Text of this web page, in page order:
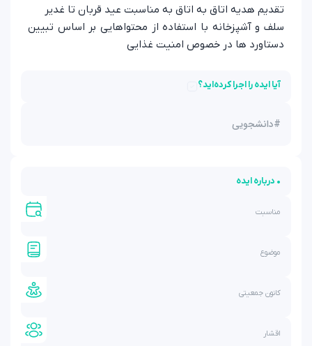
• درباره ایده
مناسبت
موضوع
کانون جمعیتی
اقشار
تقدیم هدیه اتاق به اتاق به مناسبت عید قربان تا غدیر
سلف و آشپزخانه با استفاده از محتواهایی بر اساس تبیین
دستاورد ها در خصوص امنیت غذایی
آیا ایده را اجرا کرده‌اید؟
#دانشجویی